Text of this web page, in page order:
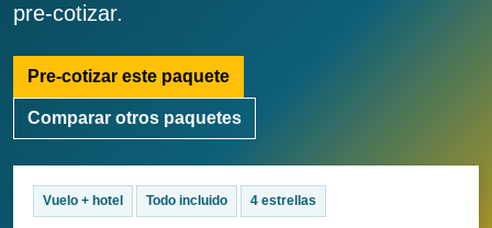
pre-cotizar.
Pre-cotizar este paquete
Comparar otros paquetes
Vuelo + hotel Todo incluido 4 estrellas